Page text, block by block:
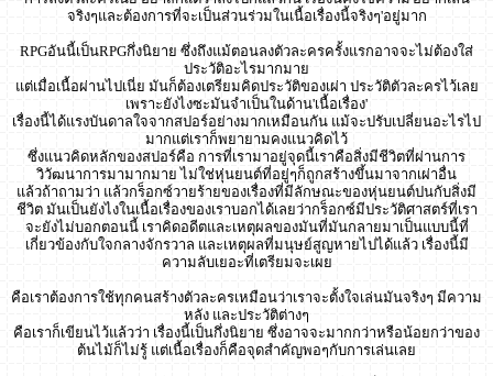
จริงๆและต้องการที่จะเป็นส่วนร่วมในเนื้อเรื่องนี้จริงๆ'อยู่มาก
RPGอันนี้เป็นRPGกึ่งนิยาย ซึ่งถึงแม้ตอนลงตัวละครครั้งแรกอาจจะไม่ต้องใส่
ประวัติอะไรมากมาย
แต่เมื่อเนื้อผ่านไปเนี่ย มันก็ต้องเตรียมคิดประวัติของเผ่า ประวัติตัวละครไว้เลย
เพราะยังไงซะมันจำเป็นในด้าน'เนื้อเรื่อง'
เรื่องนี้ได้แรงบันดาลใจจากสปอร์อย่างมากเหมือนกัน แม้จะปรับเปลี่ยนอะไรไป
มากแต่เราก็พยายามคงแนวคิดไว้
ซึ่งแนวคิดหลักของสปอร์คือ การที่เรามาอยู่จุดนี้เราคือสิ่งมีชีวิตที่ผ่านการ
วิวัฒนาการมามากมาย ไม่ใช่หุ่นยนต์ที่อยู่ๆก็ถูกสร้างขึ้นมาจากเผ่าอื่น
แล้วถ้าถามว่า แล้วกร็อกซ์วายร้ายของเรื่องที่มีลักษณะของหุ่นยนต์ปนกับสิ่งมี
ชีวิต มันเป็นยังไงในเนื้อเรื่องของเราบอกได้เลยว่ากร็อกซ์มีประวัติศาสตร์ที่เรา
จะยังไม่บอกตอนนี้ เราคิดอดีตและเหตุผลของมันที่มันกลายมาเป็นแบบนี้ที่
เกี่ยวข้องกับใจกลางจักรวาล และเหตุผลที่มนุษย์สูญหายไปได้แล้ว เรื่องนี้มี
ความลับเยอะที่เตรียมจะเผย
คือเราต้องการใช้ทุกคนสร้างตัวละครเหมือนว่าเราจะตั้งใจเล่นมันจริงๆ มีความ
หลัง และประวัติต่างๆ
คือเราก็เขียนไว้แล้วว่า เรื่องนี้เป็นกึ่งนิยาย ซึ่งอาจจะมากกว่าหรือน้อยกว่าของ
ต้นไม้ก็ไม่รู้ แต่เนื้อเรื่องก็คือจุดสำคัญพอๆกับการเล่นเลย